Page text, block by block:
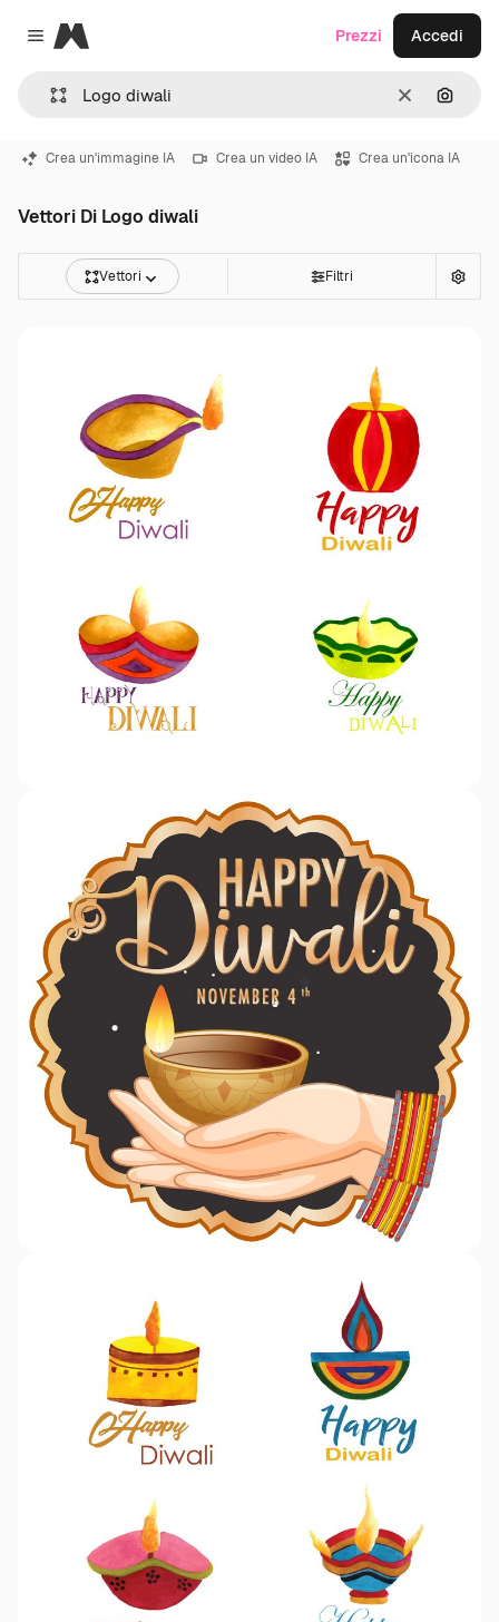
Close menu
Magnific
CancellaCerca
Prezzi Accedi
Crea un'immagine IA Crea un video IA Crea un'icona IA
Vettori Di Logo diwali
Vettori Filtri